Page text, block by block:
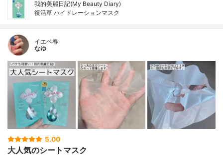
我的美麗日記(My Beauty Diary)
復活草 ハイドレーションマスク
イエベ春
なゆ
5.00
大人気のシートマスク